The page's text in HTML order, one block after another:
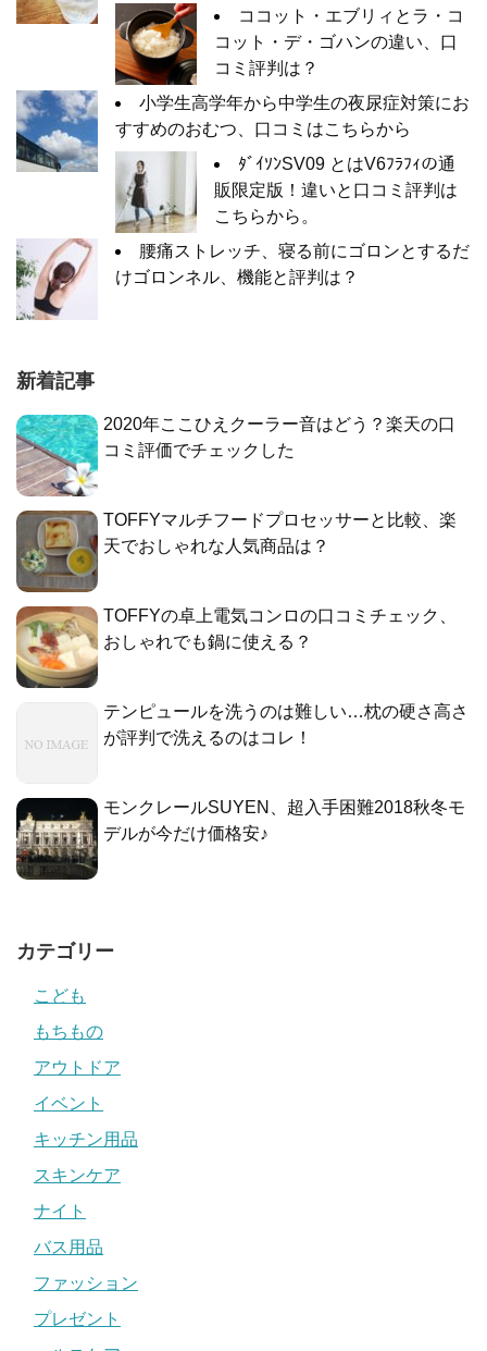
ココット・エブリィとラ・コ
コット・デ・ゴハンの違い、口
コミ評判は？
小学生高学年から中学生の夜尿症対策にお
すすめのおむつ、口コミはこちらから
ﾀﾞｲｿﾝSV09 とはV6ﾌﾗﾌｨの通
販限定版！違いと口コミ評判は
こちらから。
腰痛ストレッチ、寝る前にゴロンとするだ
けゴロンネル、機能と評判は？
新着記事
2020年ここひえクーラー音はどう？楽天の口
コミ評価でチェックした
TOFFYマルチフードプロセッサーと比較、楽
天でおしゃれな人気商品は？
TOFFYの卓上電気コンロの口コミチェック、
おしゃれでも鍋に使える？
テンピュールを洗うのは難しい…枕の硬さ高さ
が評判で洗えるのはコレ！
モンクレールSUYEN、超入手困難2018秋冬モ
デルが今だけ価格安♪
カテゴリー
こども
もちもの
アウトドア
イベント
キッチン用品
スキンケア
ナイト
バス用品
ファッション
プレゼント